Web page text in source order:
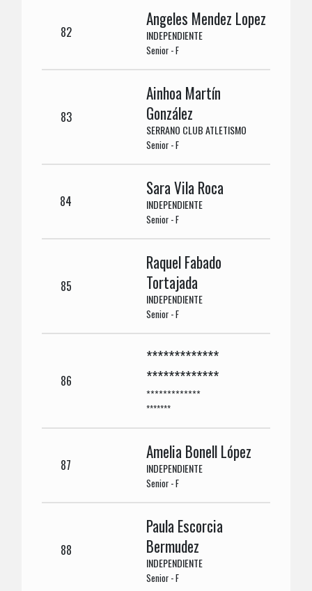
82
Angeles Mendez Lopez
INDEPENDIENTE
Senior - F
83
Ainhoa Martín
González
SERRANO CLUB ATLETISMO
Senior - F
84
Sara Vila Roca
INDEPENDIENTE
Senior - F
85
Raquel Fabado
Tortajada
INDEPENDIENTE
Senior - F
86
*************
*************
*************
*******
87
Amelia Bonell López
INDEPENDIENTE
Senior - F
88
Paula Escorcia
Bermudez
INDEPENDIENTE
Senior - F